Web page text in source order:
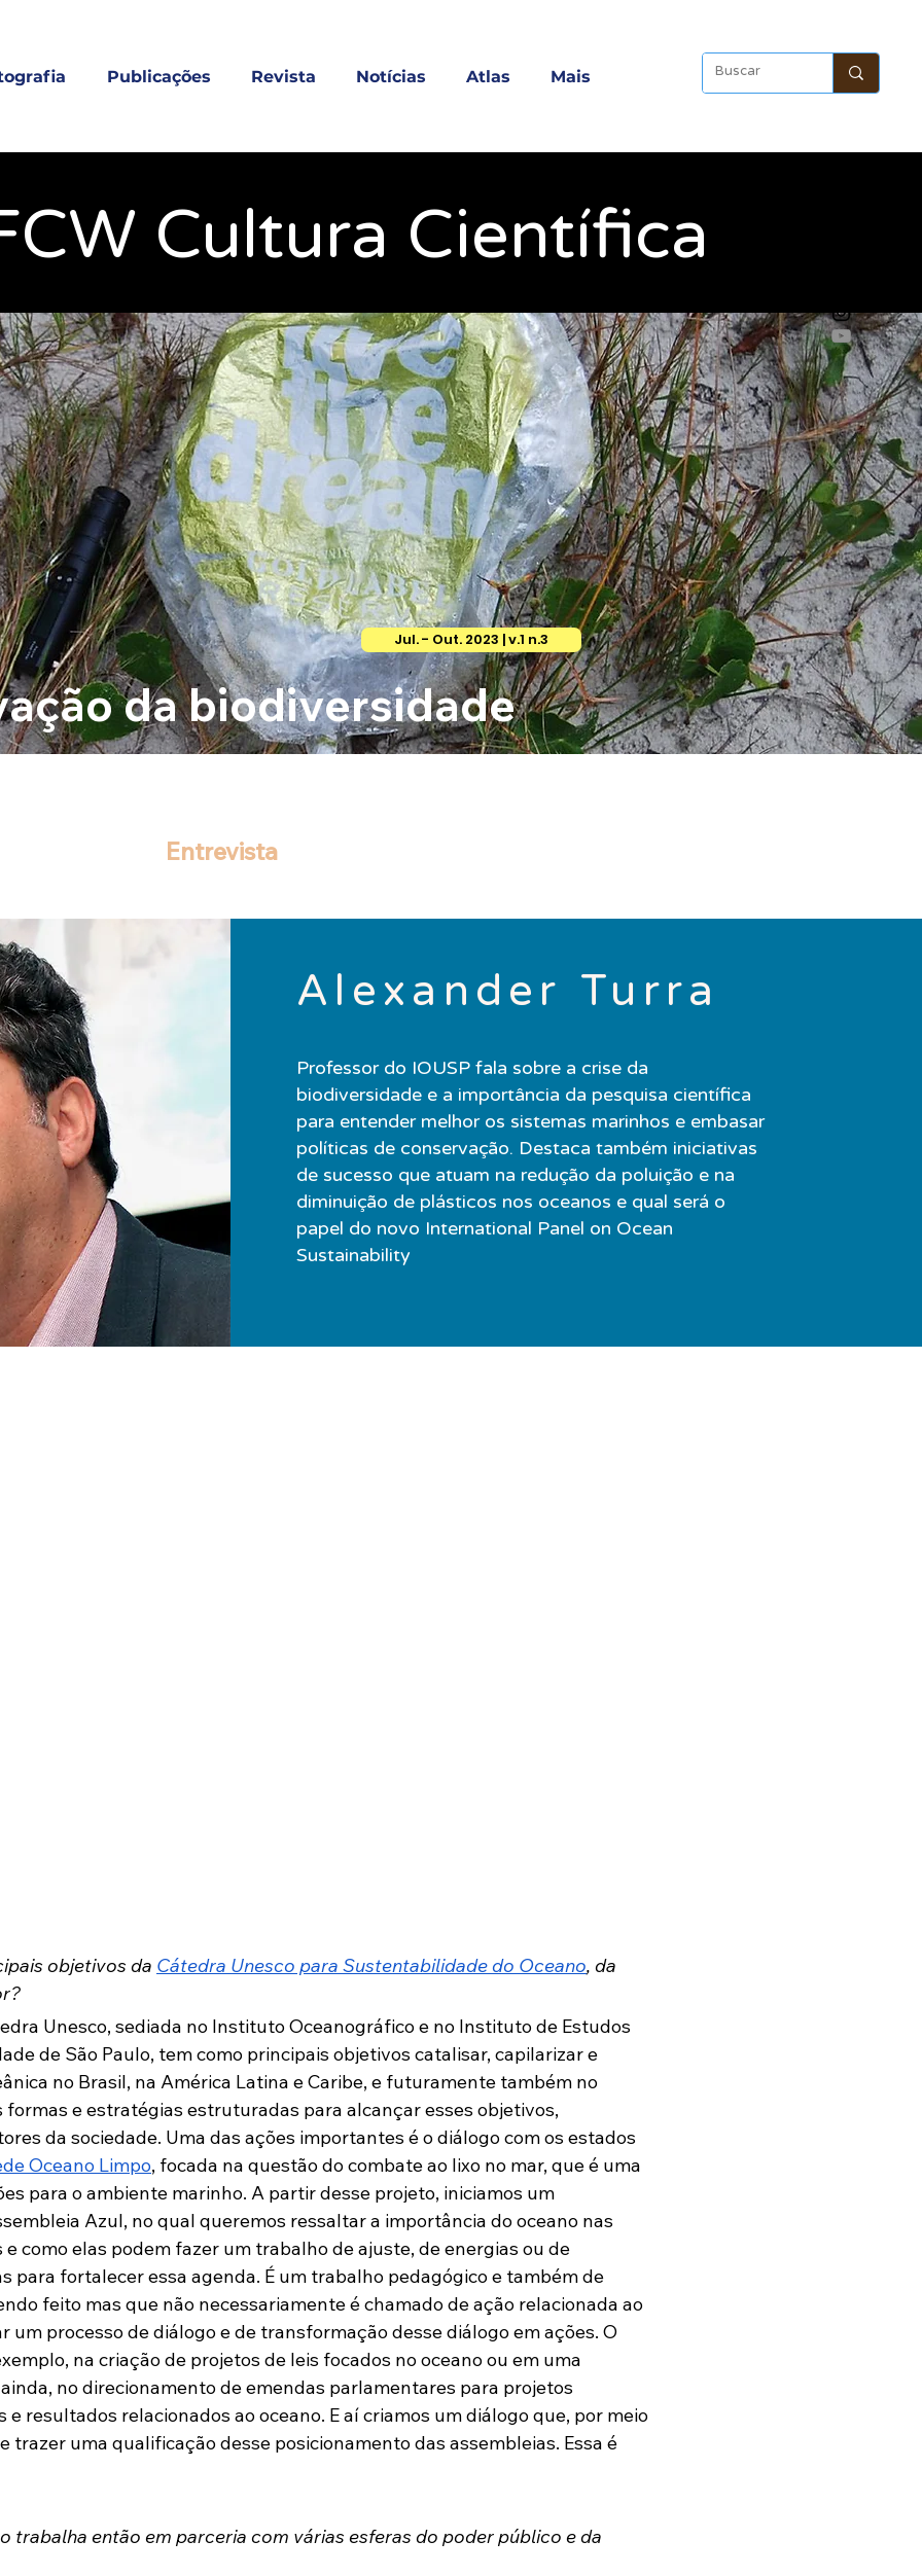
Publicações Revista Notícias Atlas Mais
Cultura Científica
Jul. - Out. 2023 | v.1 n.3
da biodiversidade
Entrevista
Alexander Turra
Professor do IOUSP fala sobre a crise da
biodiversidade e a importância da pesquisa científica
para entender melhor os sistemas marinhos e embasar
políticas de conservação. Destaca também iniciativas
de sucesso que atuam na redução da poluição e na
diminuição de plásticos nos oceanos e qual será o
papel do novo International Panel on Ocean
Sustainability
objetivos da Cátedra Unesco para Sustentabilidade do Oceano, da
Unesco, sediada no Instituto Oceanográfico e no Instituto de Estudos
de São Paulo, tem como principais objetivos catalisar, capilarizar e
no Brasil, na América Latina e Caribe, e futuramente também no
e estratégias estruturadas para alcançar esses objetivos,
da sociedade. Uma das ações importantes é o diálogo com os estados
Oceano Limpo, focada na questão do combate ao lixo no mar, que é uma
para o ambiente marinho. A partir desse projeto, iniciamos um
Azul, no qual queremos ressaltar a importância do oceano nas
como elas podem fazer um trabalho de ajuste, de energias ou de
para fortalecer essa agenda. É um trabalho pedagógico e também de
feito mas que não necessariamente é chamado de ação relacionada ao
um processo de diálogo e de transformação desse diálogo em ações. O
na criação de projetos de leis focados no oceano ou em uma
no direcionamento de emendas parlamentares para projetos
resultados relacionados ao oceano. E aí criamos um diálogo que, por meio
trazer uma qualificação desse posicionamento das assembleias. Essa é
trabalha então em parceria com várias esferas do poder público e da